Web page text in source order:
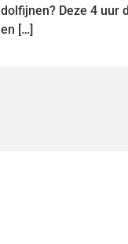
dolfijnen? Deze 4 uur
en […]